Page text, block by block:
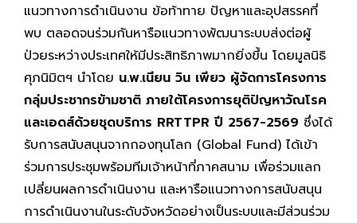
แนวทางการดำเนินงาน ข้อท้าทาย ปัญหาและอุปสรรคที่
พบ ตลอดจนร่วมกันหารือแนวทางพัฒนาระบบส่งต่อผู้
ป่วยระหว่างประเทศให้มีประสิทธิภาพมากยิ่งขึ้น โดยมูลนิธิ
ศุภนิมิตฯ นำโดย น.พ.เนียน วิน เพียว ผู้จัดการโครงการ
กลุ่มประชากรข้ามชาติ ภายใต้โครงการยุติปัญหาวัณโรค
และเอดส์ด้วยชุดบริการ RRTTPR ปี 2567-2569 ซึ่งได้
รับการสนับสนุนจากกองทุนโลก (Global Fund) ได้เข้า
ร่วมการประชุมพร้อมทีมเจ้าหน้าที่ภาคสนาม เพื่อร่วมแลก
เปลี่ยนผลการดำเนินงาน และหารือแนวทางการสนับสนุน
การดำเนินงานในระดับจังหวัดอย่างเป็นระบบและมีส่วนร่วม